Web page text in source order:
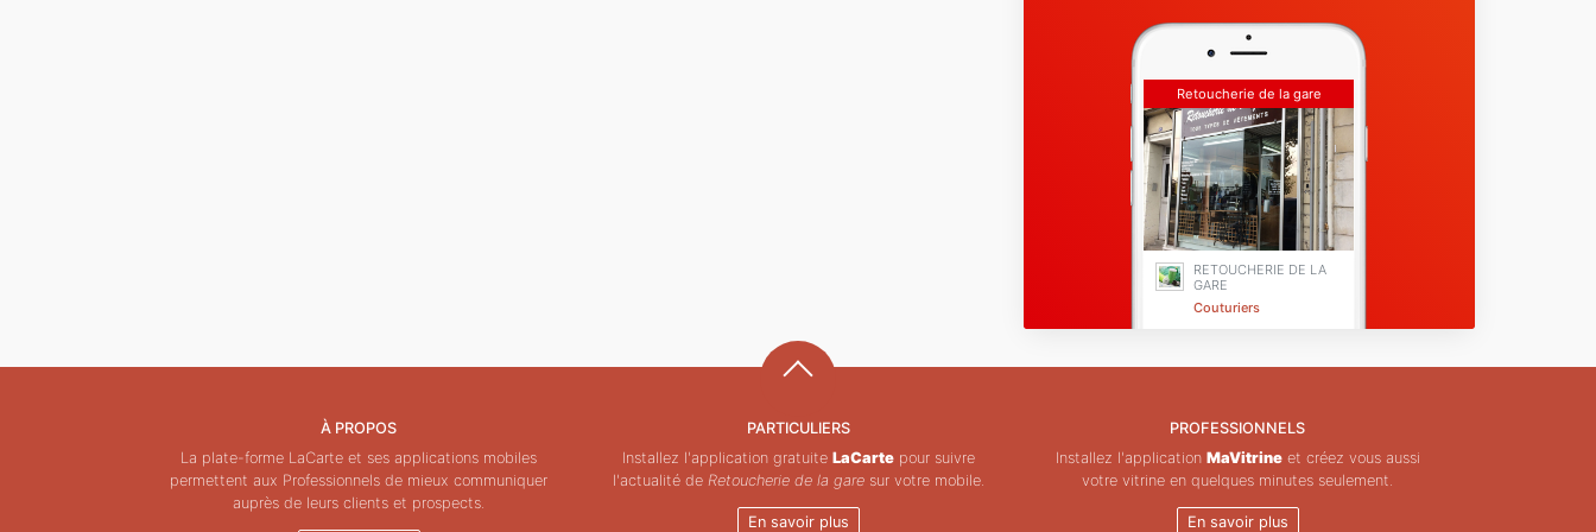
Retoucherie de la gare
RETOUCHERIE DE LA
GARE
Couturiers
À PROPOS
La plate-forme LaCarte et ses applications mobiles
permettent aux Professionnels de mieux communiquer
auprès de leurs clients et prospects.
PARTICULIERS
Installez l'application gratuite LaCartepour suivre
l'actualité de Retoucherie de la garesur votre mobile.
En savoir plus
PROFESSIONNELS
Installez l'application MaVitrineet créez vous aussi
votre vitrine en quelques minutes seulement.
En savoir plus